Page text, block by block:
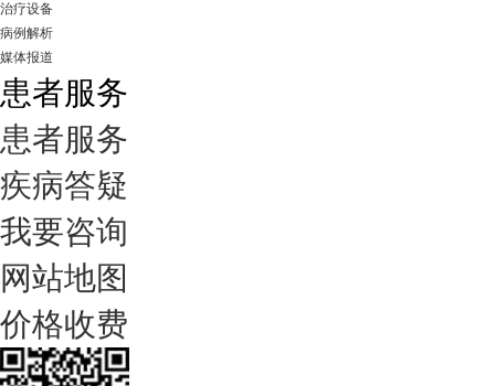
治疗设备
病例解析
媒体报道
患者服务
患者服务
疾病答疑
我要咨询
网站地图
价格收费